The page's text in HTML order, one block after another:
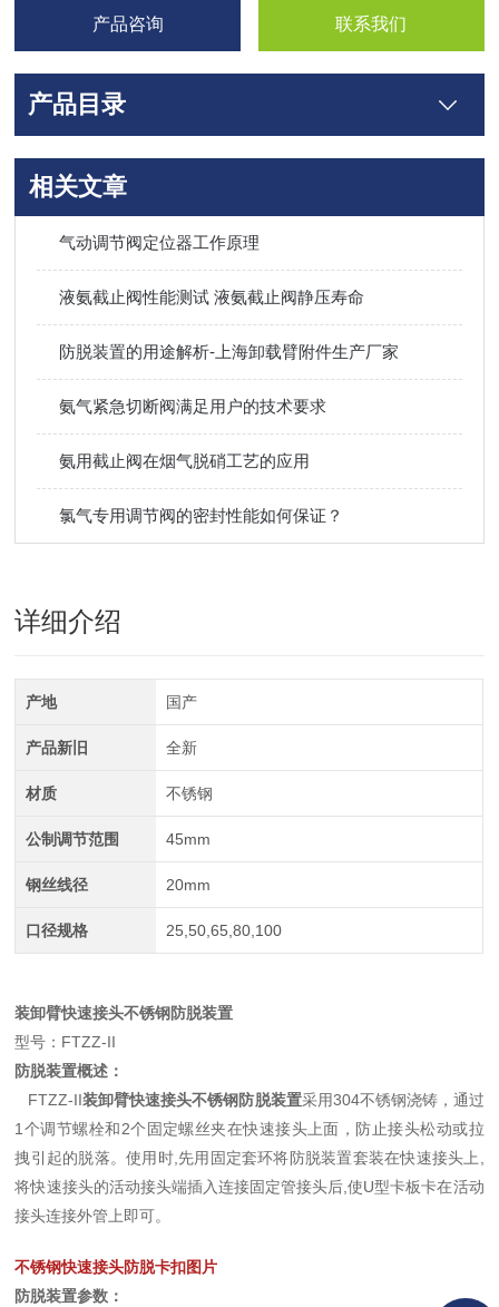
产品咨询 联系我们
产品目录
相关文章
气动调节阀定位器工作原理
液氨截止阀性能测试 液氨截止阀静压寿命
防脱装置的用途解析-上海卸载臂附件生产厂家
氨气紧急切断阀满足用户的技术要求
氨用截止阀在烟气脱硝工艺的应用
氯气专用调节阀的密封性能如何保证？
详细介绍
产地 国产
产品新旧 全新
材质 不锈钢
公制调节范围 45mm
钢丝线径 20mm
口径规格 25,50,65,80,100
装卸臂快速接头不锈钢防脱装置
型号：FTZZ-II
防脱装置概述：
FTZZ-II装卸臂快速接头不锈钢防脱装置采用304不锈钢浇铸，通过
1个调节螺栓和2个固定螺丝夹在快速接头上面，防止接头松动或拉
拽引起的脱落。使用时,先用固定套环将防脱装置套装在快速接头上,
将快速接头的活动接头端插入连接固定管接头后,使U型卡板卡在活动
接头连接外管上即可。
不锈钢快速接头防脱卡扣图片
防脱装置参数：